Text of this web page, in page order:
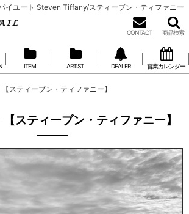
イユート Steven Tiffany/スティーブン・ティファニー
CONTACT 商品検索
ITEM ARTIST DEALER 営業カレンダー
スティーブン・ティファニー】
スティーブン・ティファニー】